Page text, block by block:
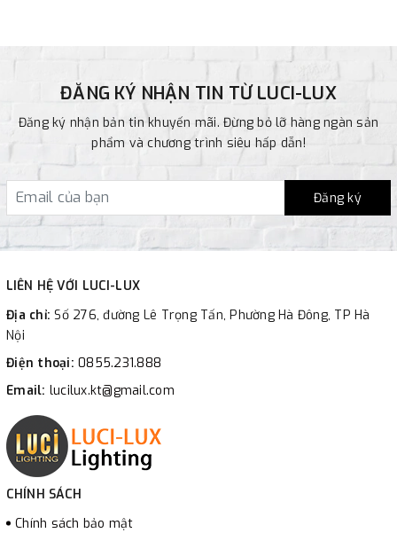
ĐĂNG KÝ NHẬN TIN TỪ LUCI-LUX
Đăng ký nhận bản tin khuyến mãi. Đừng bỏ lỡ hàng ngàn sản
phẩm và chương trình siêu hấp dẫn!
Đăng ký
LIÊN HỆ VỚI LUCI-LUX
Địa chỉ:Số 276, đường Lê Trọng Tấn, Phường Hà Đông, TP Hà
Nội
Điện thoại: 0855.231.888
Email: lucilux.kt@gmail.com
CHÍNH SÁCH
Chính sách bảo mật